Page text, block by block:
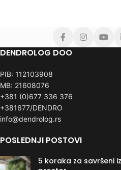
DENDROLOG DOO
PIB: 112103908
MB: 21608076
+381 (0)677 336 376
+381677/DENDRO
info@dendrolog.rs
POSLEDNJI POSTOVI
5 koraka za savršeni